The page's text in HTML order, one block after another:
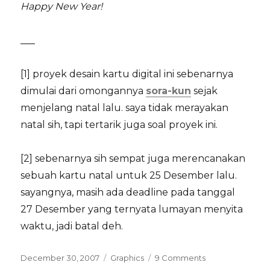
Happy New Year!
[1] proyek desain kartu digital ini sebenarnya
dimulai dari omongannya sora-kun sejak
menjelang natal lalu. saya tidak merayakan
natal sih, tapi tertarik juga soal proyek ini.
[2] sebenarnya sih sempat juga merencanakan
sebuah kartu natal untuk 25 Desember lalu.
sayangnya, masih ada deadline pada tanggal
27 Desember yang ternyata lumayan menyita
waktu, jadi batal deh.
Posted
December 30, 2007 Categories
Graphics 9 Commentson